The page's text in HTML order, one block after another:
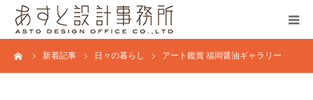
新着記事 日々の暮らし アート鑑賞 福岡醤油ギャラリー
あすとのつくる木の家